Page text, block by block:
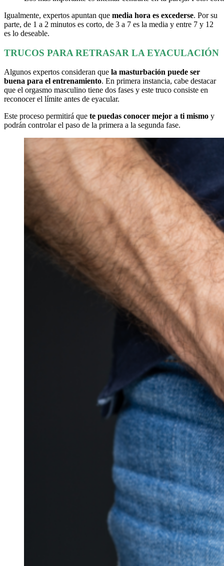
Igualmente, expertos apuntan que media hora es excederse. Por su
parte, de 1 a 2 minutos es corto, de 3 a 7 es la media y entre 7 y 12
es lo deseable.
TRUCOS PARA RETRASAR LA EYACULACIÓN
Algunos expertos consideran que la masturbación puede ser
buena para el entrenamiento. En primera instancia, cabe destacar
que el orgasmo masculino tiene dos fases y este truco consiste en
reconocer el límite antes de eyacular.
Este proceso permitirá que te puedas conocer mejor a ti mismo y
podrán controlar el paso de la primera a la segunda fase.